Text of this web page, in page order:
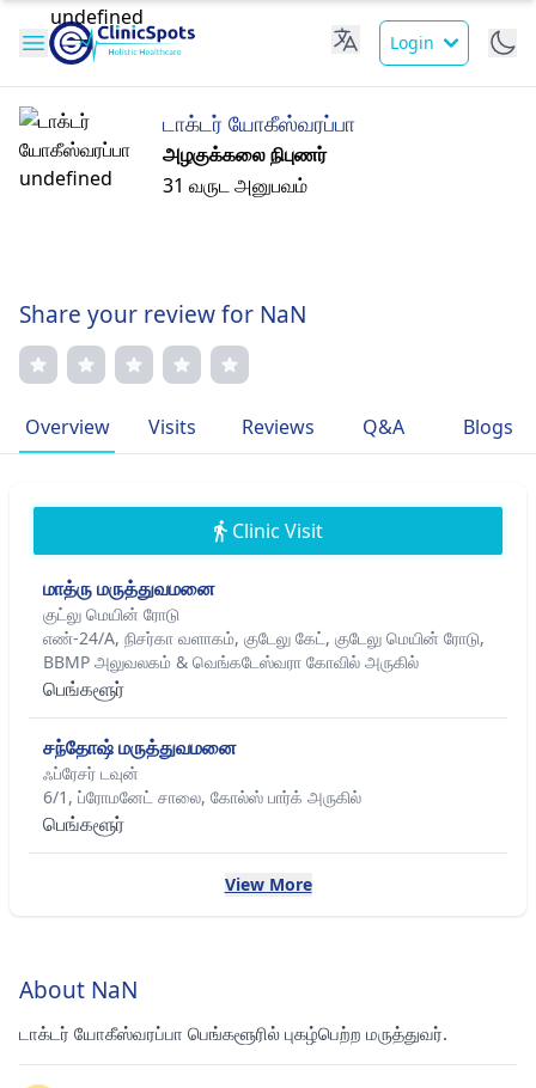
Login
டாக்டர் யோகீஸ்வரப்பா
அழகுக்கலை நிபுணர்
31 வருட அனுபவம்
Share your review for NaN
Overview Visits Reviews Q&A Blogs
Clinic Visit
மாத்ரு மருத்துவமனை
குட்லு மெயின் ரோடு
எண்-24/A, நிசர்கா வளாகம், குடேலு கேட், குடேலு மெயின் ரோடு,
BBMP அலுவலகம் & வெங்கடேஸ்வரா கோவில் அருகில்
பெங்களூர்
சந்தோஷ் மருத்துவமனை
ஃப்ரேசர் டவுன்
6/1, ப்ரோமனேட் சாலை, கோல்ஸ் பார்க் அருகில்
பெங்களூர்
View More
About NaN
டாக்டர் யோகீஸ்வரப்பா பெங்களூரில் புகழ்பெற்ற மருத்துவர்.